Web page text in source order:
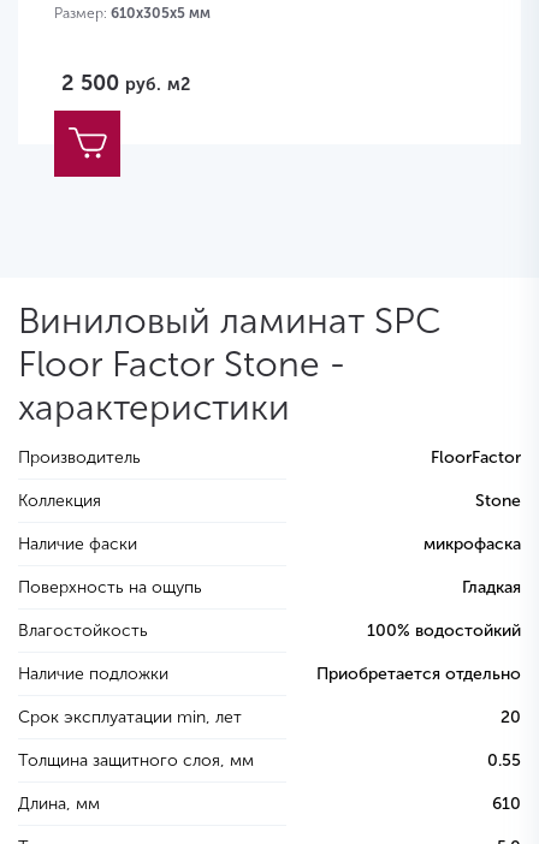
Размер: 610х305х5 мм
2 500 руб. м2
Виниловый ламинат SPC
Floor Factor Stone -
характеристики
Производитель FloorFactor
Коллекция Stone
Наличие фаски микрофаска
Поверхность на ощупь Гладкая
Влагостойкость 100% водостойкий
Наличие подложки Приобретается отдельно
Срок эксплуатации min, лет 20
Толщина защитного слоя, мм 0.55
Длина, мм 610